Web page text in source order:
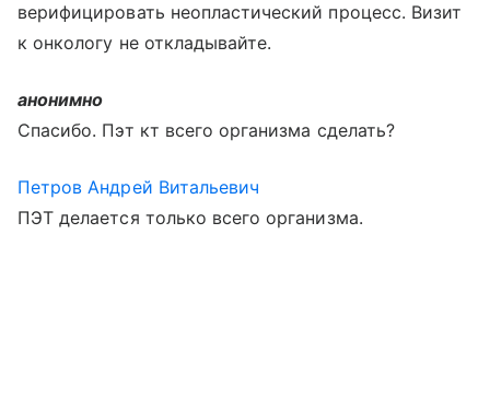
верифицировать неопластический процесс. Визит
к онкологу не откладывайте.
анонимно
Спасибо. Пэт кт всего организма сделать?
Петров Андрей Витальевич
ПЭТ делается только всего организма.